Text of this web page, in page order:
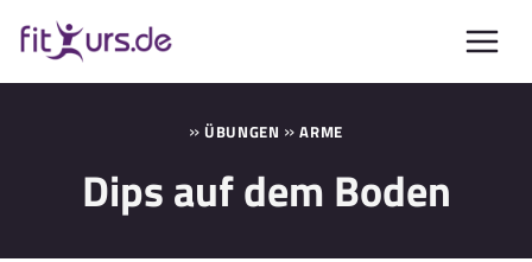
Inhalt
springen
» ÜBUNGEN »ARME
Dips auf dem Boden